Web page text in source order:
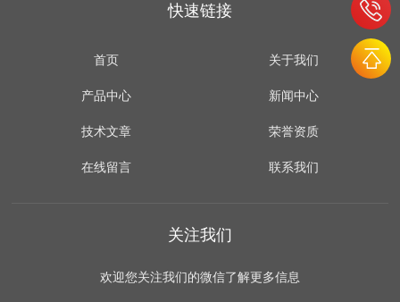
快速链接
首页 关于我们
产品中心 新闻中心
技术文章 荣誉资质
在线留言 联系我们
关注我们
欢迎您关注我们的微信了解更多信息